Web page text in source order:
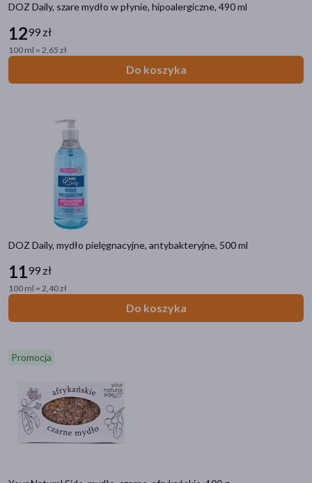
DOZ Daily, szare mydło w płynie, hipoalergiczne, 490 ml
1299 zł
100 ml = 2,65 zł
Do koszyka
DOZ Daily, mydło pielęgnacyjne, antybakteryjne, 500 ml
1199 zł
100 ml = 2,40 zł
Do koszyka
Promocja